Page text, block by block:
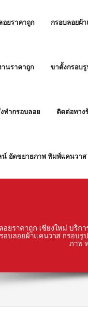
ยราคาถูก กรอบลอยผ้
นราคาถูก ขาตั้งกรอบ
ทำกรอบลอย ติดต่อทาง
น์ อัดขยายภาพ พิมพ์แคนวาส
อยราคาถูก เชียงใหม่ บริ
อบลอยผ้าแคนวาส กรอบ
ภาพ